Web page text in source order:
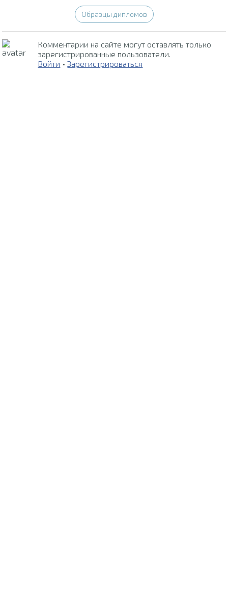
Образцы дипломов
Комментарии на сайте могут оставлять только
зарегистрированные пользователи.
Войти •Зарегистрироваться